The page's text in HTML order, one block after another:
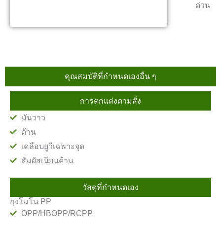
ด่วน
คุณสมบัติที่กำหนดเองอื่น ๆ
การตกแต่งตามสั่ง
มันวาว
ด้าน
เคลือบยูวีเฉพาะจุด
สัมผัสเนียนด้าน
วัสดุที่กำหนดเอง
ถุงโมโน PP
OPP/HBOPP/RCPP